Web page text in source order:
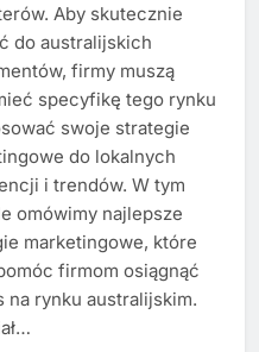
Aby skutecznie
do australijskich
firmy muszą
specyfikę tego rynku
swoje strategie
do lokalnych
i trendów. W tym
omówimy najlepsze
marketingowe, które
firmom osiągnąć
na rynku australijskim.